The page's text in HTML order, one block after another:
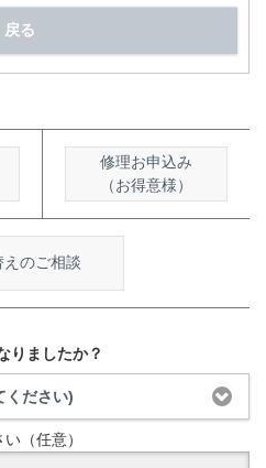
戻る
修理お申込み
（お得意様）
えのご相談
りましたか？
ください)
（任意）